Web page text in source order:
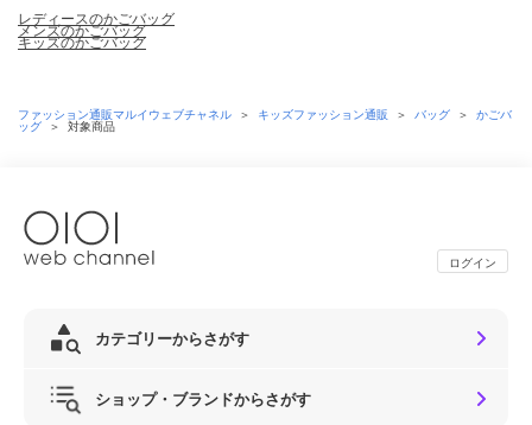
レディースのかごバッグ
メンズのかごバッグ
キッズのかごバッグ
ファッション通販マルイウェブチャネル ＞ キッズファッション通販 ＞ バッグ ＞
かごバ
ッグ
＞ 対象商品
ログイン
カテゴリーからさがす
ショップ・ブランドからさがす